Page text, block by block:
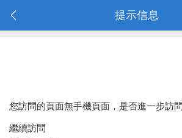
提示信息
您訪問的頁面無手機頁面，是否進一步訪
繼續訪問